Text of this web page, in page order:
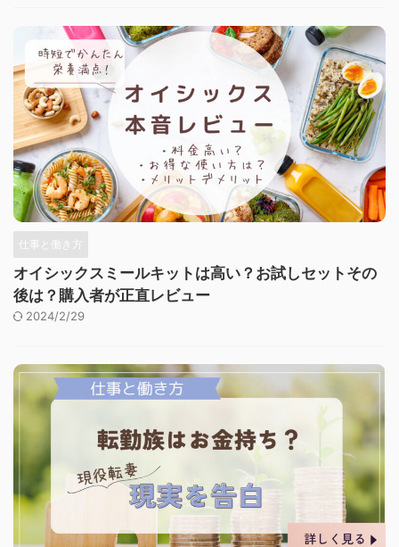
仕事と働き方
オイシックスミールキットは高い？お試しセットその
後は？購入者が正直レビュー
2024/2/29